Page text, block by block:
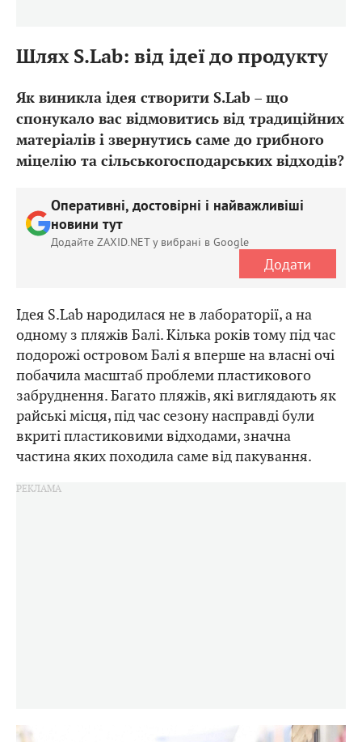
Шлях S.Lab: від ідеї до продукту
Як виникла ідея створити S.Lab – що
спонукало вас відмовитись від традиційних
матеріалів і звернутись саме до грибного
міцелію та сільськогосподарських відходів?
Оперативні, достовірні і найважливіші
новини тут
Додайте ZAXID.NET у вибрані в Google
Додати
Ідея S.Lab народилася не в лабораторії, а на
одному з пляжів Балі. Кілька років тому під час
подорожі островом Балі я вперше на власні очі
побачила масштаб проблеми пластикового
забруднення. Багато пляжів, які виглядають як
райські місця, під час сезону насправді були
вкриті пластиковими відходами, значна
частина яких походила саме від пакування.